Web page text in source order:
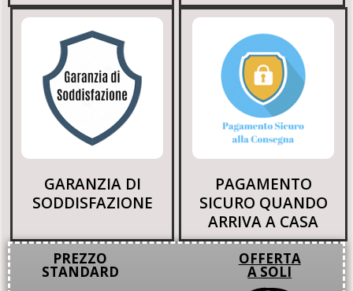
GARANZIA DI
SODDISFAZIONE
PAGAMENTO
SICURO QUANDO
ARRIVA A CASA
PREZZO
STANDARD
OFFERTA
A SOLI